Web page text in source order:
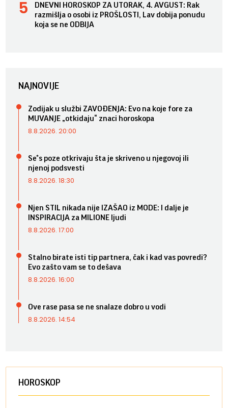
DNEVNI HOROSKOP ZA UTORAK, 4. AVGUST: Rak
razmišlja o osobi iz PROŠLOSTI, Lav dobija ponudu
koja se ne ODBIJA
NAJNOVIJE
Zodijak u službi ZAVOĐENJA: Evo na koje fore za
MUVANJE „otkidaju“ znaci horoskopa
8.8.2026. 20:00
Se*s poze otkrivaju šta je skriveno u njegovoj ili
njenoj podsvesti
8.8.2026. 18:30
Njen STIL nikada nije IZAŠAO iz MODE: I dalje je
INSPIRACIJA za MILIONE ljudi
8.8.2026. 17:00
Stalno birate isti tip partnera, čak i kad vas povredi?
Evo zašto vam se to dešava
8.8.2026. 16:00
Ove rase pasa se ne snalaze dobro u vodi
8.8.2026. 14:54
HOROSKOP